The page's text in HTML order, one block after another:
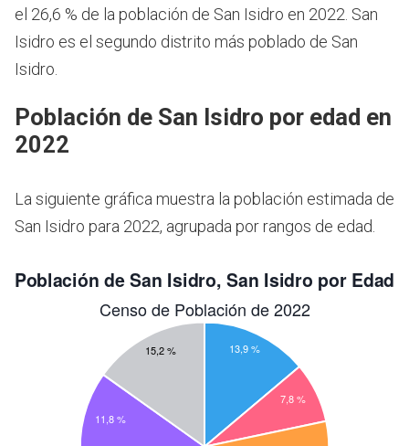
el 26,6 % de la población de San Isidro en 2022. San
Isidro es el segundo distrito más poblado de San
Isidro.
Población de San Isidro por edad en
2022
La siguiente gráfica muestra la población estimada de
San Isidro para 2022, agrupada por rangos de edad.